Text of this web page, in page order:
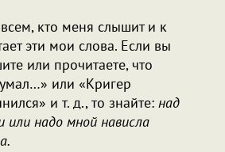
кто меня слышит и к
эти мои слова. Если вы
или прочитаете, что
или «Кригер
и т. д., то знайте: над
или надо мной нависла